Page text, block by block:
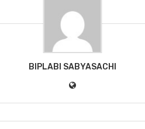
BIPLABI SABYASACHI